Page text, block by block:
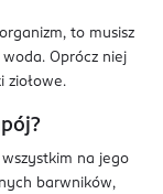
to musisz
Oprócz niej
ziołowe.
na jego
barwników,